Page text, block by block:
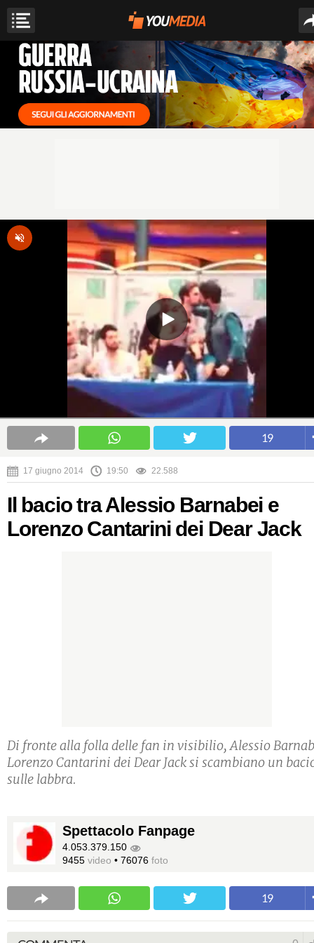
19
17 giugno 2014 19:50 22.588
Il bacio tra Alessio Barnabei e
Lorenzo Cantarini dei Dear Jack
Di fronte alla folla delle fan in visibilio, Alessio
Lorenzo Cantarini dei Dear Jack si scambiano un
sulle labbra.
Spettacolo Fanpage
4.053.379.150
9455 video • 76076 foto
19